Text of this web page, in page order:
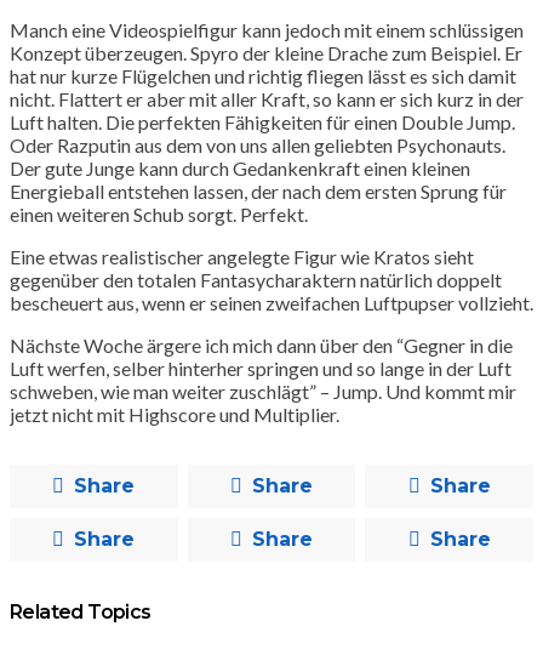
Manch eine Videospielfigur kann jedoch mit einem schlüssigen
Konzept überzeugen. Spyro der kleine Drache zum Beispiel. Er
hat nur kurze Flügelchen und richtig fliegen lässt es sich damit
nicht. Flattert er aber mit aller Kraft, so kann er sich kurz in der
Luft halten. Die perfekten Fähigkeiten für einen Double Jump.
Oder Razputin aus dem von uns allen geliebten Psychonauts.
Der gute Junge kann durch Gedankenkraft einen kleinen
Energieball entstehen lassen, der nach dem ersten Sprung für
einen weiteren Schub sorgt. Perfekt.
Eine etwas realistischer angelegte Figur wie Kratos sieht
gegenüber den totalen Fantasycharaktern natürlich doppelt
bescheuert aus, wenn er seinen zweifachen Luftpupser vollzieht.
Nächste Woche ärgere ich mich dann über den “Gegner in die
Luft werfen, selber hinterher springen und so lange in der Luft
schweben, wie man weiter zuschlägt” – Jump. Und kommt mir
jetzt nicht mit Highscore und Multiplier.
Share Share Share
Share Share Share
Related Topics